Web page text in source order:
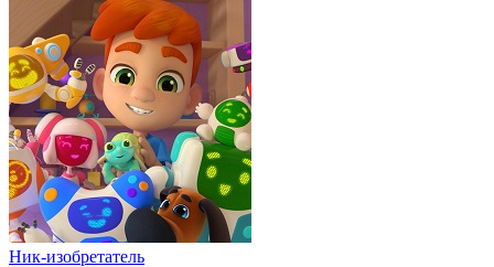
Ник-изобретатель